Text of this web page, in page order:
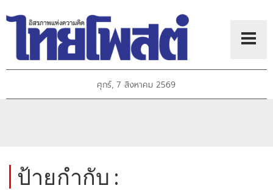
ศุกร์, 7 สิงหาคม 2569
ป้ายกำกับ :